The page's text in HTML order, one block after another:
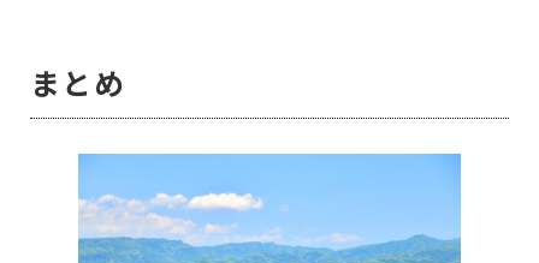
まとめ